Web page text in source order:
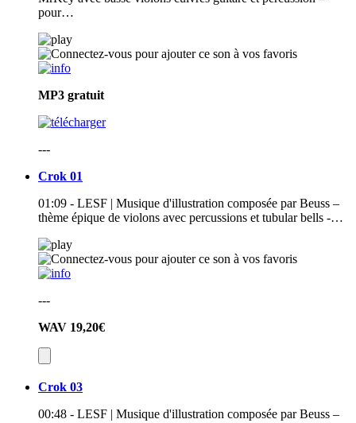
pour…
MP3 gratuit
---
Crok 01
01:09 - LESF | Musique d'illustration composée par Beuss –
thème épique de violons avec percussions et tubular bells -…
---
WAV 19,20€
Crok 03
00:48 - LESF | Musique d'illustration composée par Beuss –